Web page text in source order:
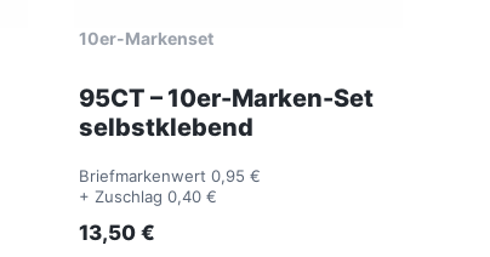
10er-Markenset
95CT – 10er-Marken-Set
selbstklebend
Briefmarkenwert 0,95 €
+ Zuschlag 0,40 €
13,50 €